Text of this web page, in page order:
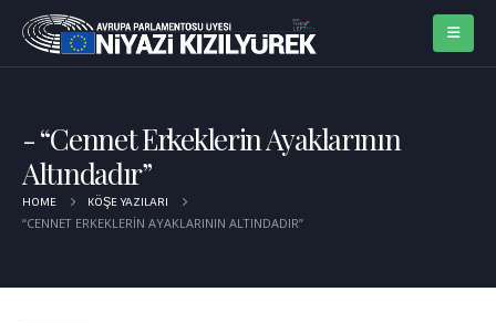
“Cennet Erkeklerin Ayaklarının
Altındadır”
HOME KÖŞE YAZILARI
“CENNET ERKEKLERIN AYAKLARININ ALTINDADIR”